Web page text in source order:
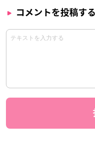
コメントを投稿する